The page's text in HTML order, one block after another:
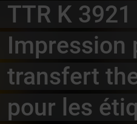
TTR K
Impression
transfert
pour les